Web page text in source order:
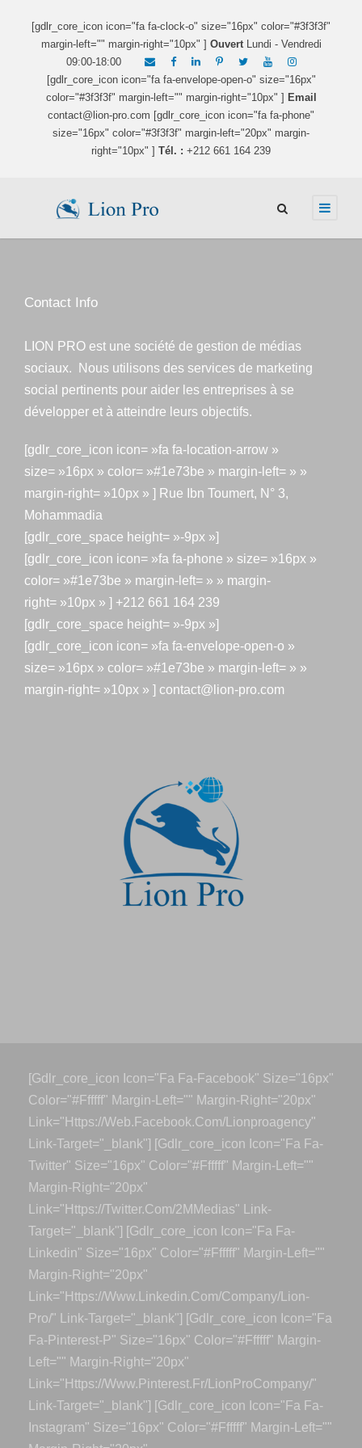
[gdlr_core_icon icon="fa fa-clock-o" size="16px" color="#3f3f3f"
margin-left="" margin-right="10px" ] OuvertLundi - Vendredi
09:00-18:00
[gdlr_core_icon icon="fa fa-envelope-open-o" size="16px"
color="#3f3f3f" margin-left="" margin-right="10px" ] Email
contact@lion-pro.com [gdlr_core_icon icon="fa fa-phone"
size="16px" color="#3f3f3f" margin-left="20px" margin-
right="10px" ] Tél. : +212 661 164 239
Contact Info
LION PRO est une société de gestion de médias
sociaux. Nous utilisons des services de marketing
social pertinents pour aider les entreprises à se
développer et à atteindre leurs objectifs.
[gdlr_core_icon icon= »fa fa-location-arrow »
size= »16px » color= »#1e73be » margin-left= » »
margin-right= »10px » ] Rue Ibn Toumert, N° 3,
Mohammadia
[gdlr_core_space height= »-9px »]
[gdlr_core_icon icon= »fa fa-phone » size= »16px »
color= »#1e73be » margin-left= » » margin-
right= »10px » ] +212 661 164 239
[gdlr_core_space height= »-9px »]
[gdlr_core_icon icon= »fa fa-envelope-open-o »
size= »16px » color= »#1e73be » margin-left= » »
margin-right= »10px » ] contact@lion-pro.com
[gdlr_core_icon Icon="fa Fa-Facebook" Size="16px"
Color="#ffffff" Margin-Left="" Margin-Right="20px"
Link="https://web.facebook.com/lionproagency"
Link-Target="_blank"] [gdlr_core_icon Icon="fa Fa-
Twitter" Size="16px" Color="#ffffff" Margin-Left=""
Margin-Right="20px"
Link="https://twitter.com/2MMedias" Link-
Target="_blank"] [gdlr_core_icon Icon="fa Fa-
Linkedin" Size="16px" Color="#ffffff" Margin-Left=""
Margin-Right="20px"
Link="https://www.linkedin.com/company/lion-
Pro/" Link-Target="_blank"] [gdlr_core_icon Icon="fa
Fa-Pinterest-P" Size="16px" Color="#ffffff" Margin-
Left="" Margin-Right="20px"
Link="https://www.pinterest.fr/LionProCompany/"
Link-Target="_blank"] [gdlr_core_icon Icon="fa Fa-
Instagram" Size="16px" Color="#ffffff" Margin-Left=""